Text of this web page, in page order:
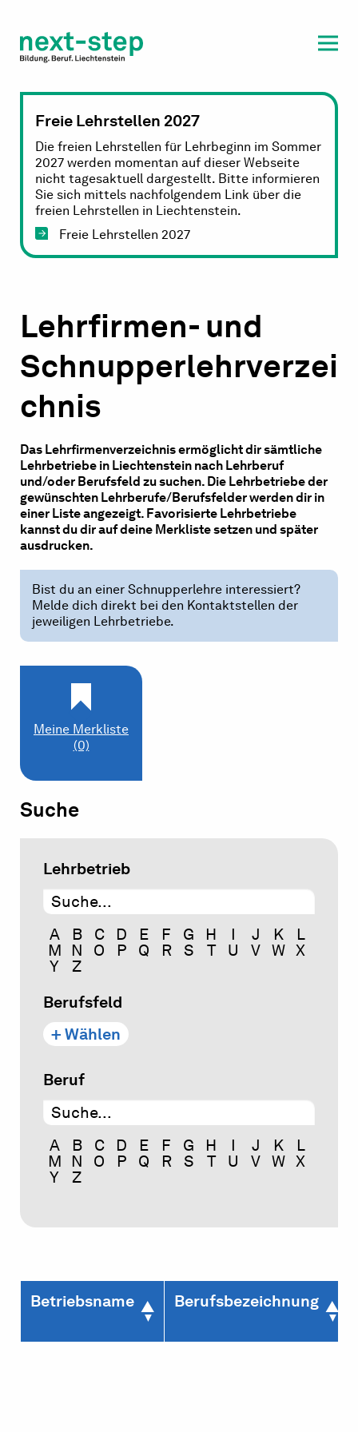
Beratung & Unterstützung
Freie Lehrstellen 2027
Die freien Lehrstellen für Lehrbeginn im Sommer
2027 werden momentan auf dieser Webseite
nicht tagesaktuell dargestellt. Bitte informieren
Sie sich mittels nachfolgendem Link über die
freien Lehrstellen in Liechtenstein.
Freie Lehrstellen 2027
Lehrfirmen- und
Schnupperlehrverzei
chnis
Das Lehrfirmenverzeichnis ermöglicht dir sämtliche
Lehrbetriebe in Liechtenstein nach Lehrberuf
und/oder Berufsfeld zu suchen. Die Lehrbetriebe der
gewünschten Lehrberufe/Berufsfelder werden dir in
einer Liste angezeigt. Favorisierte Lehrbetriebe
kannst du dir auf deine Merkliste setzen und später
ausdrucken.
Bist du an einer Schnupperlehre interessiert?
Melde dich direkt bei den Kontaktstellen der
jeweiligen Lehrbetriebe.
Meine Merkliste
(0)
Suche
Lehrbetrieb
A B C D E F G H I J K
L
M
N O P Q R S T U V W X
Y
Z
Berufsfeld
+ Wählen
Beruf
A B C D E F G H I J K
L
M
N O P Q R S T U V W X
Y
Z
Betriebsname Berufsbezeichnung